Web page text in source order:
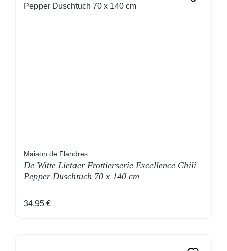
Maison de Flandres
De Witte Lietaer Frottierserie Excellence Chili
Pepper Duschtuch 70 x 140 cm
Regulärer Preis:
34,95 €